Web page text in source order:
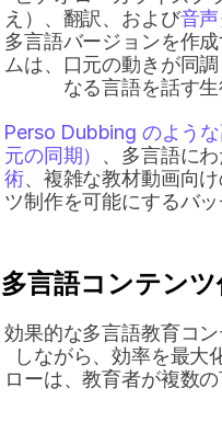
え）、翻訳、および音
多言語バージョンを作
ムは、口元の動きが同
なる言語を話す
Perso Dubbing のよう
元の同期） 、多言語に
術、複雑な教材動画向
ツ制作を可能にするバ
多言語コンテン
効果的な多言語教育コ
しながら、効率を最大
ローは、教育者が複数